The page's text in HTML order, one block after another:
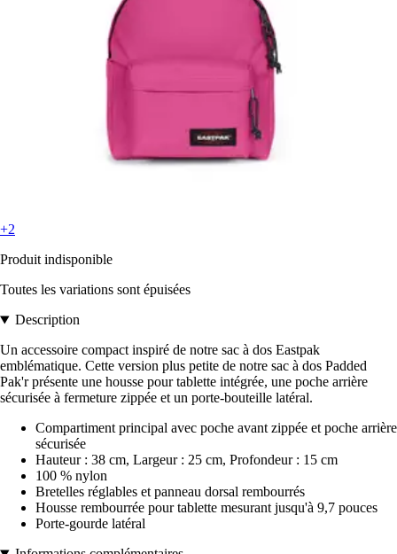
+2
Produit indisponible
Toutes les variations sont épuisées
Description
Un accessoire compact inspiré de notre sac à dos Eastpak
emblématique. Cette version plus petite de notre sac à dos Padded
Pak'r présente une housse pour tablette intégrée, une poche arrière
sécurisée à fermeture zippée et un porte-bouteille latéral.
Compartiment principal avec poche avant zippée et poche arrière
sécurisée
Hauteur : 38 cm, Largeur : 25 cm, Profondeur : 15 cm
100 % nylon
Bretelles réglables et panneau dorsal rembourrés
Housse rembourrée pour tablette mesurant jusqu'à 9,7 pouces
Porte-gourde latéral